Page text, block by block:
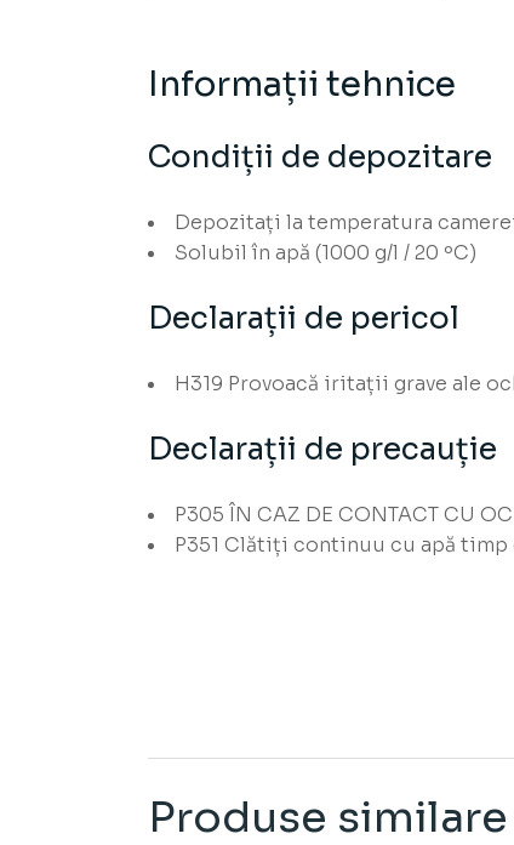
Informații tehnice
Condiții de depozitare
Depozitați la temperatura
Solubil în apă (1000 g/l / 20 ºC)
Declarații de pericol
H319 Provoacă iritații grave ale
Declarații de precauție
P305 ÎN CAZ DE CONTACT CU
P351 Clătiți continuu cu apă timp
Produse similare